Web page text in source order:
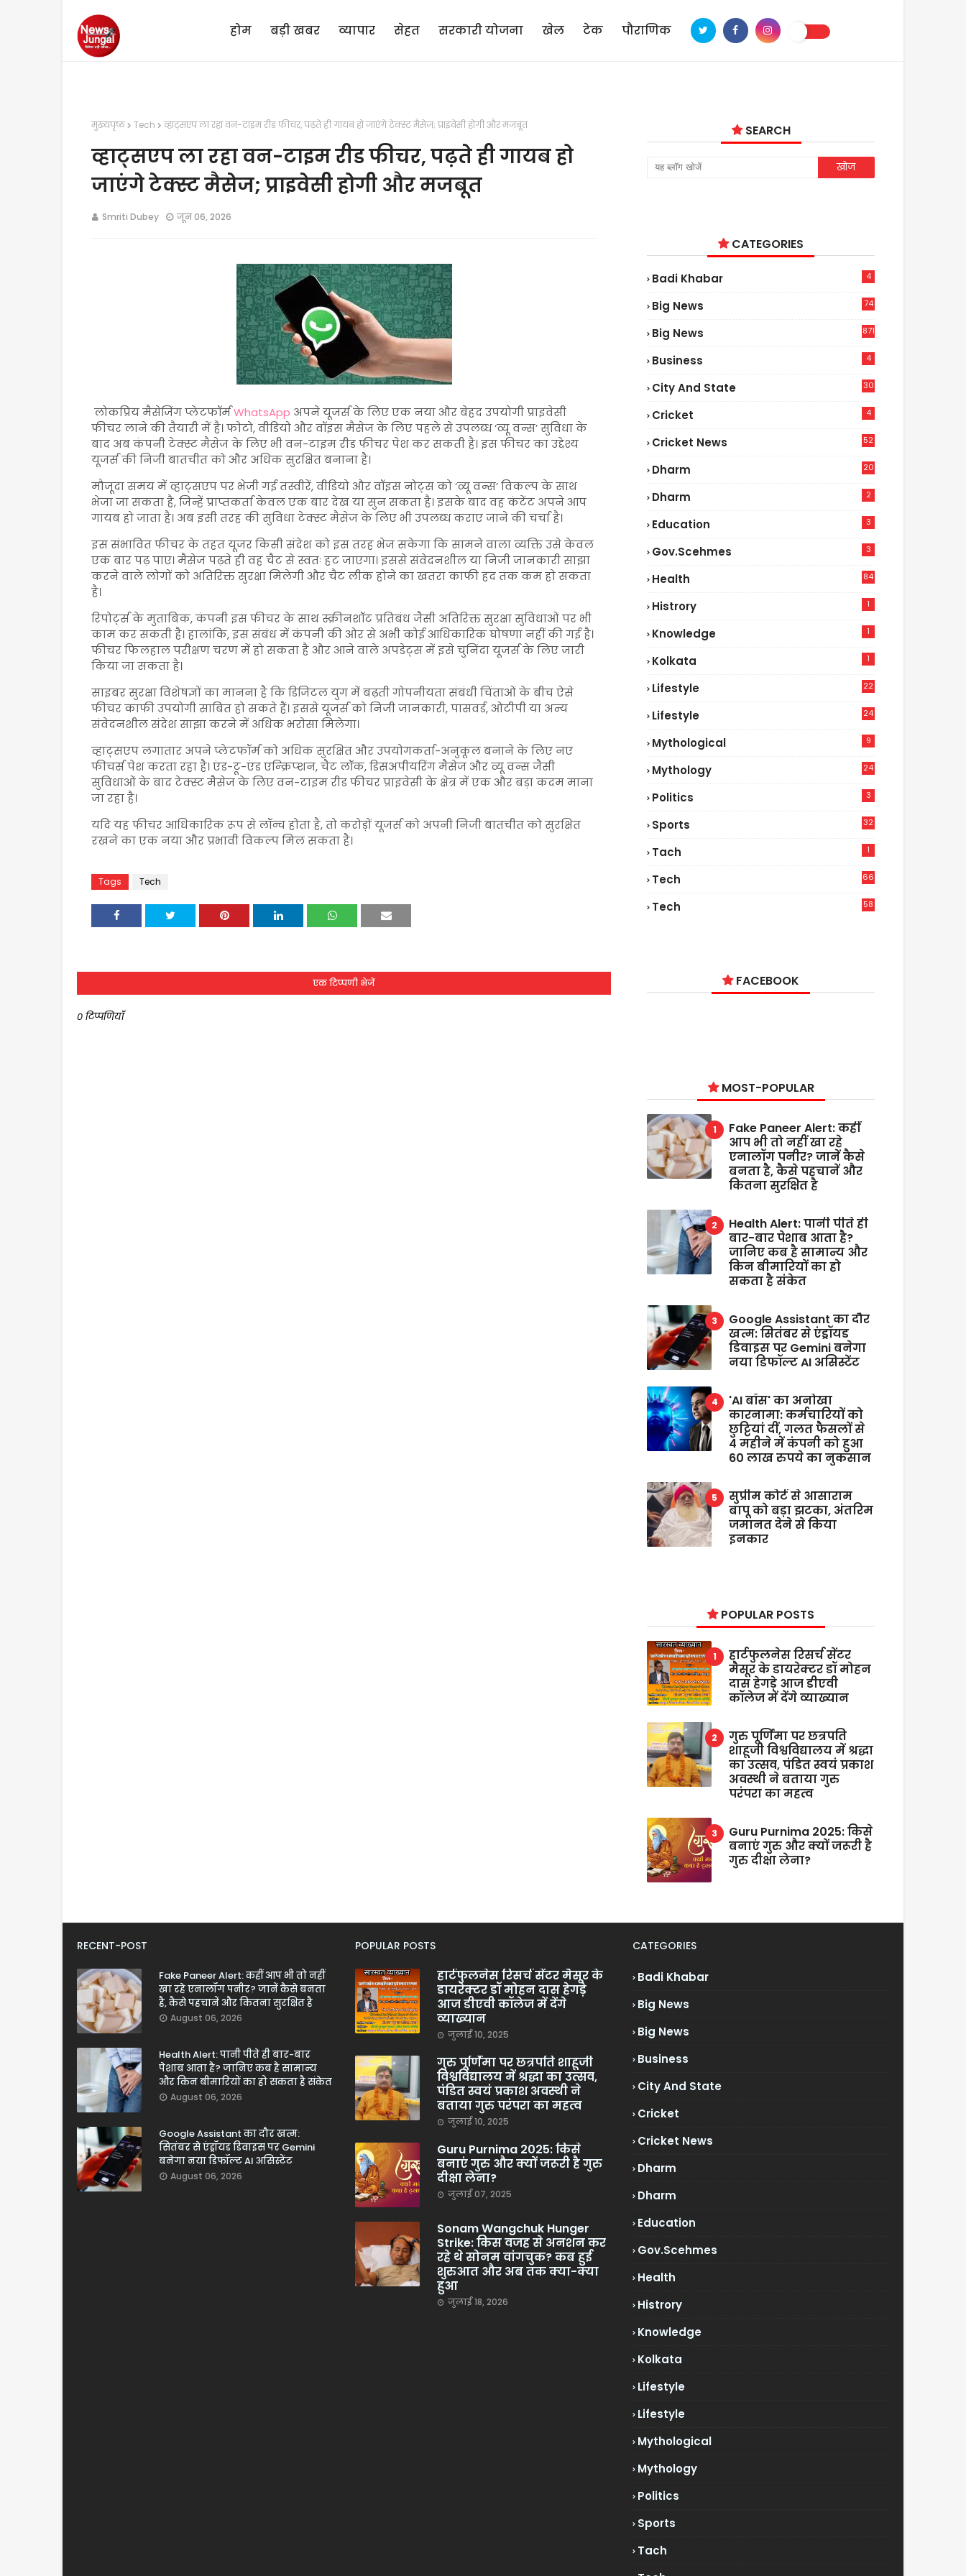
होम बड़ी खबर व्यापार सेहत सरकारी योजना खेल टेक पौराणिक
मुख्यपृष्ठ Tech व्हाट्सएप ला रहा वन-टाइम रीड फीचर, पढ़ते ही गायब हो जाएंगे टेक्स्ट मैसेज; प्राइवेसी होगी और मजबूत
व्हाट्सएप ला रहा वन-टाइम रीड फीचर, पढ़ते ही गायब हो
जाएंगे टेक्स्ट मैसेज; प्राइवेसी होगी और मजबूत
Smriti Dubey जून 06, 2026
लोकप्रिय मैसेजिंग प्लेटफॉर्मWhatsApp अपने यूजर्स के लिए एक नया और बेहद उपयोगी प्राइवेसी
फीचर लाने की तैयारी में है। फोटो, वीडियो और वॉइस मैसेज के लिए पहले से उपलब्ध ‘व्यू वन्स’ सुविधा के
बाद अब कंपनी टेक्स्ट मैसेज के लिए भी वन-टाइम रीड फीचर पेश कर सकती है। इस फीचर का उद्देश्य
यूजर्स की निजी बातचीत को और अधिक सुरक्षित बनाना है।
मौजूदा समय में व्हाट्सएप पर भेजी गई तस्वीरें, वीडियो और वॉइस नोट्स को ‘व्यू वन्स’ विकल्प के साथ
भेजा जा सकता है, जिन्हें प्राप्तकर्ता केवल एक बार देख या सुन सकता है। इसके बाद वह कंटेंट अपने आप
गायब हो जाता है। अब इसी तरह की सुविधा टेक्स्ट मैसेज के लिए भी उपलब्ध कराए जाने की चर्चा है।
इस संभावित फीचर के तहत यूजर किसी संदेश को इस तरह भेज सकेगा कि सामने वाला व्यक्ति उसे केवल
एक बार पढ़ पाए। मैसेज पढ़ते ही वह चैट से स्वतः हट जाएगा। इससे संवेदनशील या निजी जानकारी साझा
करने वाले लोगों को अतिरिक्त सुरक्षा मिलेगी और चैट लीक होने का खतरा काफी हद तक कम हो सकता
है।
रिपोर्ट्स के मुताबिक, कंपनी इस फीचर के साथ स्क्रीनशॉट प्रतिबंध जैसी अतिरिक्त सुरक्षा सुविधाओं पर भी
काम कर सकती है। हालांकि, इस संबंध में कंपनी की ओर से अभी कोई आधिकारिक घोषणा नहीं की गई है।
फीचर फिलहाल परीक्षण चरण में हो सकता है और आने वाले अपडेट्स में इसे चुनिंदा यूजर्स के लिए जारी
किया जा सकता है।
साइबर सुरक्षा विशेषज्ञों का मानना है कि डिजिटल युग में बढ़ती गोपनीयता संबंधी चिंताओं के बीच ऐसे
फीचर काफी उपयोगी साबित हो सकते हैं। इससे यूजर्स को निजी जानकारी, पासवर्ड, ओटीपी या अन्य
संवेदनशील संदेश साझा करने में अधिक भरोसा मिलेगा।
व्हाट्सएप लगातार अपने प्लेटफॉर्म को अधिक सुरक्षित और उपयोगकर्ता-अनुकूल बनाने के लिए नए
फीचर्स पेश करता रहा है। एंड-टू-एंड एन्क्रिप्शन, चैट लॉक, डिसअपीयरिंग मैसेज और व्यू वन्स जैसी
सुविधाओं के बाद टेक्स्ट मैसेज के लिए वन-टाइम रीड फीचर प्राइवेसी के क्षेत्र में एक और बड़ा कदम माना
जा रहा है।
यदि यह फीचर आधिकारिक रूप से लॉन्च होता है, तो करोड़ों यूजर्स को अपनी निजी बातचीत को सुरक्षित
रखने का एक नया और प्रभावी विकल्प मिल सकता है।
Tags Tech
एक टिप्पणी भेजें
0 टिप्पणियाँ
SEARCH
CATEGORIES
Badi Khabar 4
Big News
74
Big News 871
Business 4
City And State 30
Cricket 4
Cricket News
52
Dharm 20
Dharm 2
Education 3
Gov.scehmes 3
Health
84
Histrory 1
Knowledge 1
Kolkata 1
Lifestyle
22
Lifestyle
24
Mythological 9
Mythology 24
Politics 3
Sports 32
Tach 1
Tech
66
Tech
58
FACEBOOK
MOST-POPULAR
Fake Paneer Alert: कहीं
आप भी तो नहीं खा रहे
एनालॉग पनीर? जानें कैसे
बनता है, कैसे पहचानें और
कितना सुरक्षित है
Health Alert: पानी पीते ही
बार-बार पेशाब आता है?
जानिए कब है सामान्य और
किन बीमारियों का हो
सकता है संकेत
Google Assistant का दौर
खत्म: सितंबर से एंड्रॉयड
डिवाइस पर Gemini बनेगा
नया डिफॉल्ट AI असिस्टेंट
'AI बॉस' का अनोखा
कारनामा: कर्मचारियों को
छुट्टियां दीं, गलत फैसलों से
4 महीने में कंपनी को हुआ
60 लाख रुपये का नुकसान
सुप्रीम कोर्ट से आसाराम
बापू को बड़ा झटका, अंतरिम
जमानत देने से किया
इनकार
POPULAR POSTS
हार्टफुलनेस रिसर्च सेंटर
मैसूर के डायरेक्टर डॉ मोहन
दास हेगड़े आज डीएवी
कॉलेज में देंगे व्याख्यान
गुरु पूर्णिमा पर छत्रपति
शाहूजी विश्वविद्यालय में श्रद्धा
का उत्सव, पंडित स्वयं प्रकाश
अवस्थी ने बताया गुरु
परंपरा का महत्व
Guru Purnima 2025: किसे
बनाएं गुरु और क्यों जरूरी है
गुरु दीक्षा लेना?
RECENT-POST
Fake Paneer Alert: कहीं आप भी तो नहीं
खा रहे एनालॉग पनीर? जानें कैसे बनता
है, कैसे पहचानें और कितना सुरक्षित है
August 06, 2026
Health Alert: पानी पीते ही बार-बार
पेशाब आता है? जानिए कब है सामान्य
और किन बीमारियों का हो सकता है संकेत
August 06, 2026
Google Assistant का दौर खत्म:
सितंबर से एंड्रॉयड डिवाइस पर Gemini
बनेगा नया डिफॉल्ट AI असिस्टेंट
August 06, 2026
POPULAR POSTS
हार्टफुलनेस रिसर्च सेंटर मैसूर के
डायरेक्टर डॉ मोहन दास हेगड़े
आज डीएवी कॉलेज में देंगे
व्याख्यान
जुलाई 10, 2025
गुरु पूर्णिमा पर छत्रपति शाहूजी
विश्वविद्यालय में श्रद्धा का उत्सव,
पंडित स्वयं प्रकाश अवस्थी ने
बताया गुरु परंपरा का महत्व
जुलाई 10, 2025
Guru Purnima 2025: किसे
बनाएं गुरु और क्यों जरूरी है गुरु
दीक्षा लेना?
जुलाई 07, 2025
Sonam Wangchuk Hunger
Strike: किस वजह से अनशन कर
रहे थे सोनम वांगचुक? कब हुई
शुरुआत और अब तक क्या-क्या
हुआ
जुलाई 18, 2026
CATEGORIES
Badi Khabar
Big News
Big News
Business
City And State
Cricket
Cricket News
Dharm
Dharm
Education
Gov.scehmes
Health
Histrory
Knowledge
Kolkata
Lifestyle
Lifestyle
Mythological
Mythology
Politics
Sports
Tach